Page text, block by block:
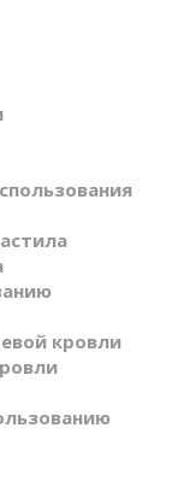
кровли